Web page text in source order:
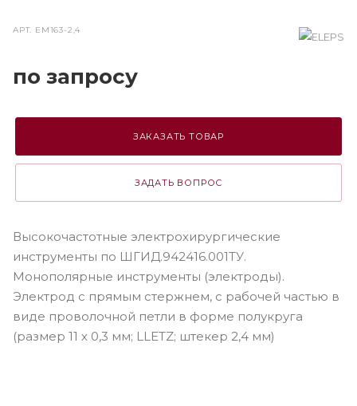
АРТ. ЕМ163-2,4
по запросу
ЗАКАЗАТЬ ТОВАР
ЗАДАТЬ ВОПРОС
Высокочастотные электрохирургические
инструменты по ШГИД.942416.001ТУ.
Монополярные инструменты (электроды).
Электрод c прямым стержнем, c рабочей частью в
виде проволочной петли в форме полукруга
(размер 11 х 0,3 мм; LLETZ; штекер 2,4 мм)